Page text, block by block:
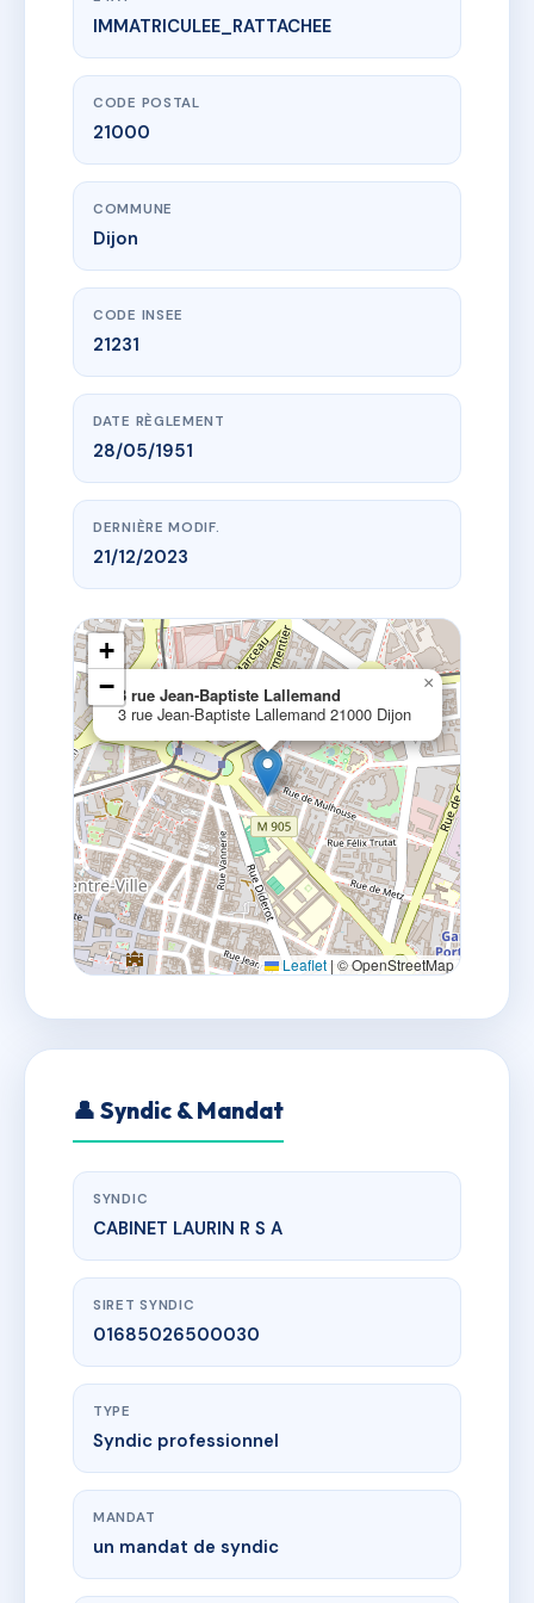
www.vme.plus/AC6558787
3 rue Jean-Baptiste Lallemand
3 r jean baptiste lallemand
IMMATRICULEE_RATTACHEE
CODE POSTAL
21000
COMMUNE
Dijon
CODE INSEE
21231
DATE RÈGLEMENT
28/05/1951
DERNIÈRE MODIF.
21/12/2023
3 rue Jean-Baptiste Lallemand
3 rue Jean-Baptiste Lallemand 21000 Dijon
×
+
−
Leaflet | © OpenStreetMap
👤 Syndic & Mandat
SYNDIC
CABINET LAURIN R S A
SIRET SYNDIC
01685026500030
TYPE
Syndic professionnel
MANDAT
un mandat de syndic